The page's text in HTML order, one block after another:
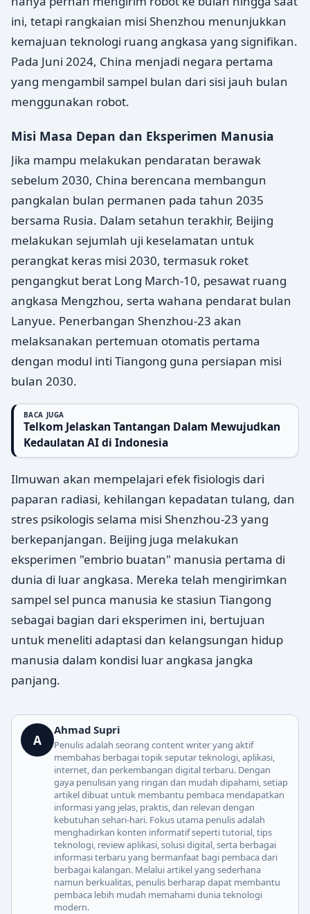
ini, tetapi rangkaian misi Shenzhou menunjukkan
kemajuan teknologi ruang angkasa yang signifikan.
Pada Juni 2024, China menjadi negara pertama
yang mengambil sampel bulan dari sisi jauh bulan
menggunakan robot.
Misi Masa Depan dan Eksperimen Manusia
Jika mampu melakukan pendaratan berawak
sebelum 2030, China berencana membangun
pangkalan bulan permanen pada tahun 2035
bersama Rusia. Dalam setahun terakhir, Beijing
melakukan sejumlah uji keselamatan untuk
perangkat keras misi 2030, termasuk roket
pengangkut berat Long March-10, pesawat ruang
angkasa Mengzhou, serta wahana pendarat bulan
Lanyue. Penerbangan Shenzhou-23 akan
melaksanakan pertemuan otomatis pertama
dengan modul inti Tiangong guna persiapan misi
bulan 2030.
BACA JUGA
Telkom Jelaskan Tantangan Dalam Mewujudkan
Kedaulatan AI di Indonesia
Ilmuwan akan mempelajari efek fisiologis dari
paparan radiasi, kehilangan kepadatan tulang, dan
stres psikologis selama misi Shenzhou-23 yang
berkepanjangan. Beijing juga melakukan
eksperimen "embrio buatan" manusia pertama di
dunia di luar angkasa. Mereka telah mengirimkan
sampel sel punca manusia ke stasiun Tiangong
sebagai bagian dari eksperimen ini, bertujuan
untuk meneliti adaptasi dan kelangsungan hidup
manusia dalam kondisi luar angkasa jangka
panjang.
A
Ahmad Supri
Penulis adalah seorang content writer yang aktif
membahas berbagai topik seputar teknologi, aplikasi,
internet, dan perkembangan digital terbaru. Dengan
gaya penulisan yang ringan dan mudah dipahami, setiap
artikel dibuat untuk membantu pembaca mendapatkan
informasi yang jelas, praktis, dan relevan dengan
kebutuhan sehari-hari. Fokus utama penulis adalah
menghadirkan konten informatif seperti tutorial, tips
teknologi, review aplikasi, solusi digital, serta berbagai
informasi terbaru yang bermanfaat bagi pembaca dari
berbagai kalangan. Melalui artikel yang sederhana
namun berkualitas, penulis berharap dapat membantu
pembaca lebih mudah memahami dunia teknologi
modern.